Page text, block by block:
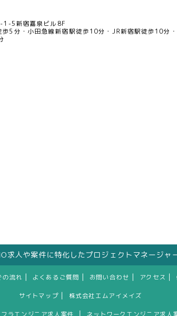
1-5新宿嘉泉ビル8F
歩5分 小田急線新宿駅徒歩10分 JR新宿駅徒歩10分
求人や案件に特化したプロジェクトマネージャ
の流れ よくあるご質問 お問い合わせ アクセス
サイトマップ 株式会社エムアイメイズ
ラエンジニア求人案件 ネットワークエンジニア求人